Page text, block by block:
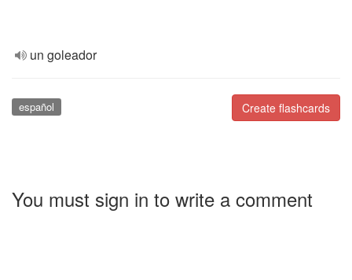
un goleador
Create flashcards
español
You must sign in to write a comment